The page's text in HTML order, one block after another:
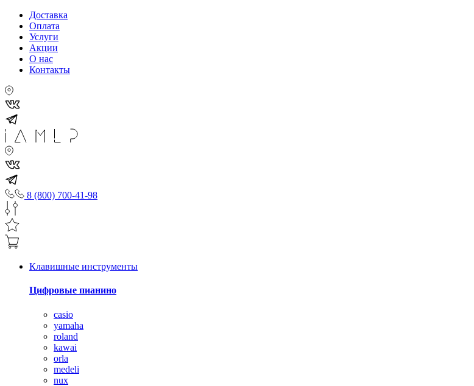
Доставка
Оплата
Услуги
Акции
О нас
Контакты
8 (800) 700-41-98
Клавишные инструменты
Цифровые пианино
casio
yamaha
roland
kawai
orla
medeli
nux